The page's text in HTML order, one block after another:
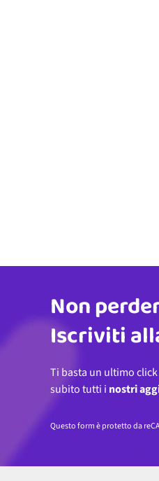
Indirizzo email
Non
Iscriviti
Ti basta un ultimo
subito tutti i nostri
Questo form è protetto da